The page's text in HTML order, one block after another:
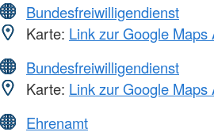
Bundesfreiwilligendienst
Karte: Link zur Google Maps
Bundesfreiwilligendienst
Karte: Link zur Google Maps
Ehrenamt